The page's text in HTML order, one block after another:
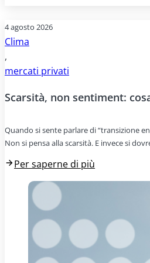
4 agosto 2026
Clima
,
mercati privati
Scarsità, non sentiment:
Quando si sente parlare di “transizione
Non si pensa alla scarsità. E invece si
Per saperne di più